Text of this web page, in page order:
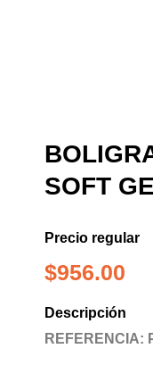
SOFT
Precio regular
$956.00
Descripción
REFERENCIA: